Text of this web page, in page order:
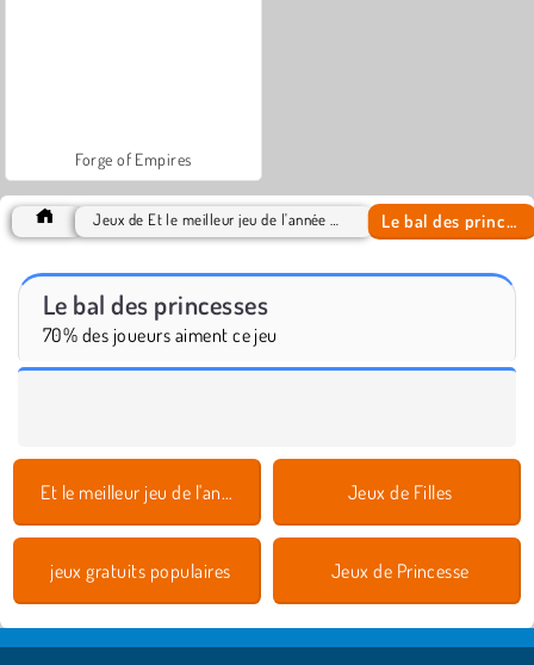
Forge of Empires
Le bal des princesses
Le bal des princesses
70% des joueurs aiment ce jeu
Et le meilleur jeu de l'année est 2016 Jeux de Filles
jeux gratuits populaires Jeux de Princesse